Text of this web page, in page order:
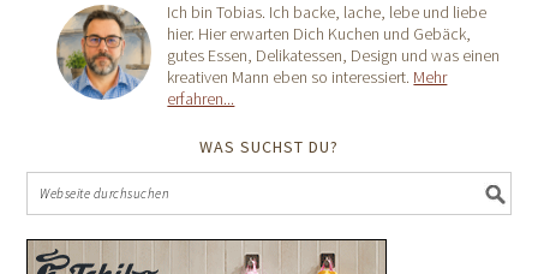
Ich bin Tobias. Ich backe, lache, lebe und liebe
hier. Hier erwarten Dich Kuchen und Gebäck,
gutes Essen, Delikatessen, Design und was einen
kreativen Mann eben so interessiert. Mehr
erfahren...
WAS SUCHST DU?